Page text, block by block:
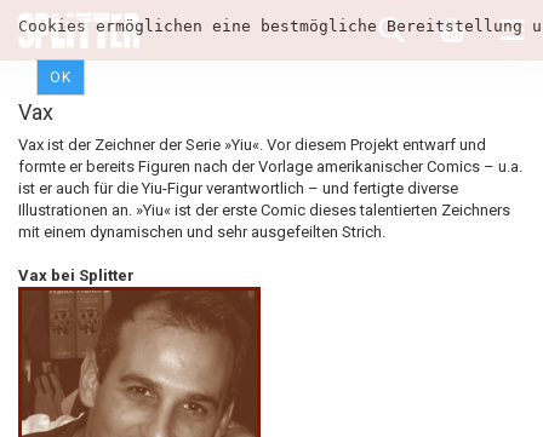
Cookies ermöglichen eine bestmögliche
OK
Vax
Vax ist der Zeichner der Serie »Yiu«. Vor diesem Projekt entwarf und
formte er bereits Figuren nach der Vorlage amerikanischer Comics – u.a.
ist er auch für die Yiu-Figur verantwortlich – und fertigte diverse
Illustrationen an. »Yiu« ist der erste Comic dieses talentierten Zeichners
mit einem dynamischen und sehr ausgefeilten Strich.
Vax bei Splitter